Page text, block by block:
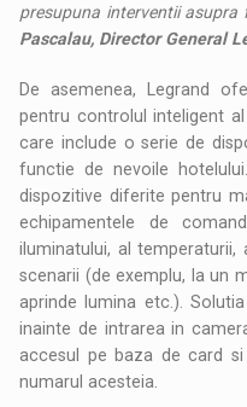
presupuna interventii asupra
Pascalau, Director General
De asemenea, Legrand
pentru controlul inteligent
care include o serie de
functie de nevoile
dispozitive diferite pentru
echipamentele de
iluminatului, al
scenarii (de exemplu, la un
aprinde lumina etc.).
inainte de intrarea in
accesul pe baza de card
numarul acesteia.